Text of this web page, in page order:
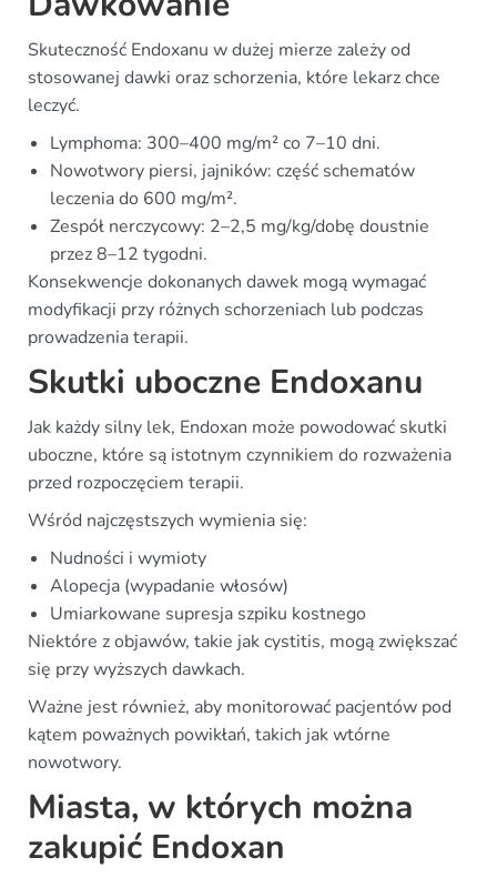
Skuteczność Endoxanu w dużej mierze zależy od
stosowanej dawki oraz schorzenia, które lekarz chce
leczyć.
Lymphoma: 300–400 mg/m² co 7–10 dni.
Nowotwory piersi, jajników: część schematów
leczenia do 600 mg/m².
Zespół nerczycowy: 2–2,5 mg/kg/dobę doustnie
przez 8–12 tygodni.
Konsekwencje dokonanych dawek mogą wymagać
modyfikacji przy różnych schorzeniach lub podczas
prowadzenia terapii.
Skutki uboczne Endoxanu
Jak każdy silny lek, Endoxan może powodować skutki
uboczne, które są istotnym czynnikiem do rozważenia
przed rozpoczęciem terapii.
Wśród najczęstszych wymienia się:
Nudności i wymioty
Alopecja (wypadanie włosów)
Umiarkowane supresja szpiku kostnego
Niektóre z objawów, takie jak cystitis, mogą zwiększać
się przy wyższych dawkach.
Ważne jest również, aby monitorować pacjentów pod
kątem poważnych powikłań, takich jak wtórne
nowotwory.
Miasta, w których można
zakupić Endoxan